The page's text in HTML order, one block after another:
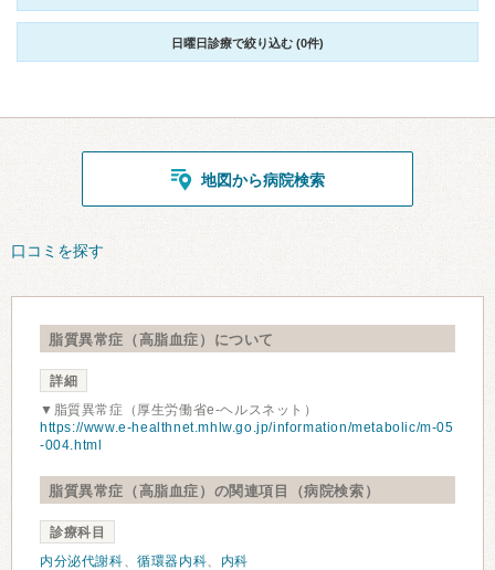
日曜日診療で絞り込む (0件)
地図から病院検索
口コミを探す
脂質異常症（高脂血症）について
詳細
▼脂質異常症（厚生労働省e-ヘルスネット）
https://www.e-healthnet.mhlw.go.jp/information/metabolic/m-05
-004.html
脂質異常症（高脂血症）の関連項目（病院検索）
診療科目
内分泌代謝科、循環器内科、 内科